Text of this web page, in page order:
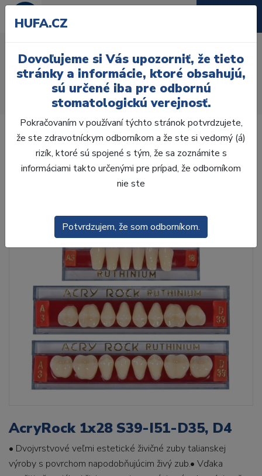
D35, D4
Zuby
AcryRock
AcryRock 1x28 S39-I51-D35, D4
AcryRock 1x28 S39-I51-D35, D4
• Dvojvrstvové veľmi estetické živičné zuby talianskej
výroby s povrchom napodobňujúcim živý zub.• Vďaka
HUFA.CZ
Dovoľujeme si Vás upozorniť, že tieto
stránky a informácie, ktoré obsahujú,
sú určené iba pre odbornú
stomatologickú verejnosť.
Pokračovaním v používaní týchto stránok potvrdzujete,
že ste zdravotníckym odborníkom a že ste si vedomý (á)
rizík, ktoré sú spojené s tým, že sa zoznámite s
informáciami takto určenými pre prípad, že odborníkom
nie ste
Potvrdzujem, že som odborníkom.